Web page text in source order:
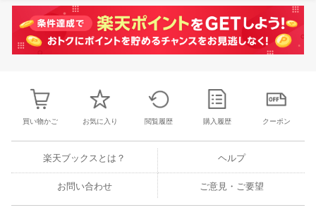
買い物かご お気に入り 閲覧履歴 購入履歴 クーポン
楽天ブックスとは？ ヘルプ
お問い合わせ ご意見・ご要望